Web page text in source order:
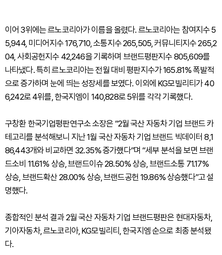
이어 3위에는 르노코리아가 이름을 올렸다. 르노코리아는 참여지수 5
5,944, 미디어지수 176,710, 소통지수 265,505, 커뮤니티지수 265,2
04, 사회공헌지수 42,246을 기록하며 브랜드평판지수 805,609를
나타냈다. 특히 르노코리아는 전월 대비 평판지수가 165.81% 폭발적
으로 증가하며 눈에 띄는 성장세를 보였다. 이외에 KG모빌리티가 40
6,242로 4위를, 한국지엠이 140,828로 5위를 각각 기록했다.
구창환 한국기업평판연구소 소장은 “2월 국산 자동차 기업 브랜드 카
테고리를 분석해보니 지난 1월 국산 자동차 기업 브랜드 빅데이터 8,1
86,443개와 비교하면 32.35% 증가했다”며 “세부 분석을 보면 브랜
드소비 11.61% 상승, 브랜드이슈 28.50% 상승, 브랜드소통 71.17%
상승, 브랜드확산 28.00% 상승, 브랜드공헌 19.86% 상승했다”고 설
명했다.
종합적인 분석 결과 2월 국산 자동차 기업 브랜드평판은 현대자동차,
기아자동차, 르노코리아, KG모빌리티, 한국지엠 순으로 최종 분석됐
다.